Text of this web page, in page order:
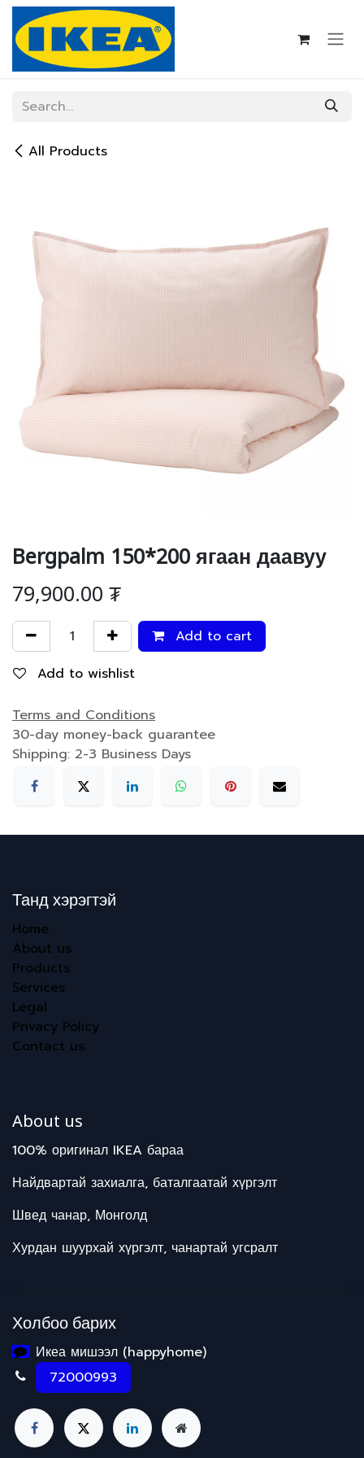
Skip to Content
All Products
Bergpalm 150*200 ягаан даавуу
79,900.00₮
Add to cart
Add to wishlist
Terms and Conditions
30-day money-back guarantee
Shipping: 2-3 Business Days
Танд хэрэгтэй
Home
About us
Products
Services
Legal
Privacy Policy
Contact us
About us
100% оригинал IKEA бараа
Найдвартай захиалга, баталгаатай хүргэлт
Швед чанар, Монголд
Хурдан шуурхай хүргэлт, чанартай угсралт
Холбоо барих
Икеа мишээл (happyhome)
72000993